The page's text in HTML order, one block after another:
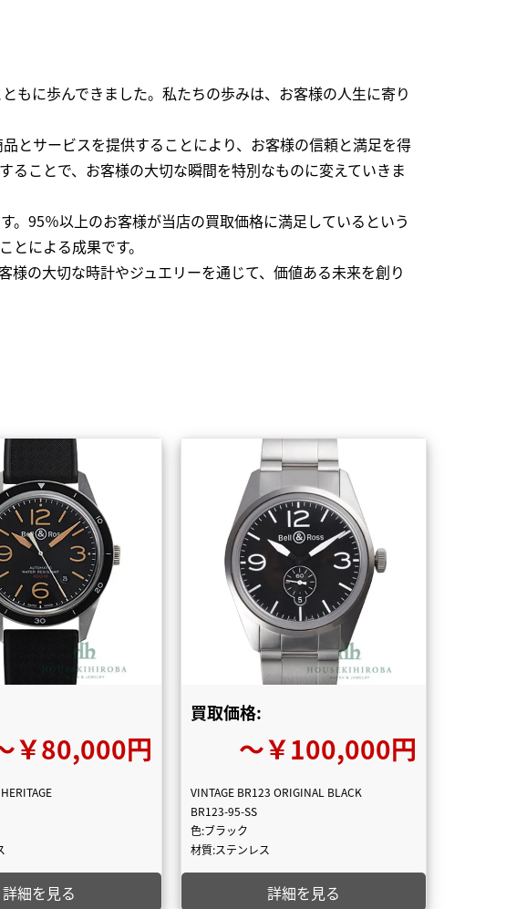
もに歩んできました。私たちの歩みは、お客様の人生に寄り
とサービスを提供することにより、お客様の信頼と満足を得
ことで、お客様の大切な瞬間を特別なものに変えていきま
95％以上のお客様が当店の買取価格に満足しているという
による成果です。
の大切な時計やジュエリーを通じて、価値ある未来を創り
￥80,000円
詳細を見る
買取価格:
〜￥100,000円
VINTAGE BR123 ORIGINAL BLACK
BR123-95-SS
色:ブラック
材質:ステンレス
詳細を見る